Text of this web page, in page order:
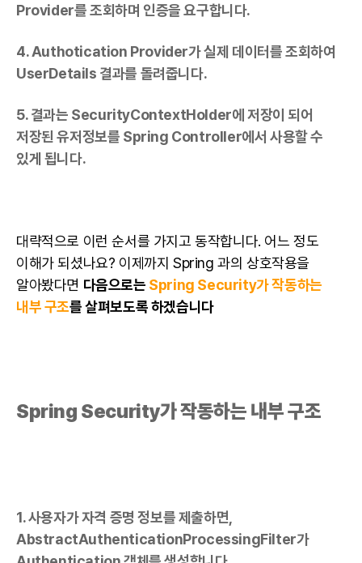
Provider를 조회하며 인증을 요구합니다.
4. Authotication Provider가 실제 데이터를 조회하여
UserDetails 결과를 돌려줍니다.
5. 결과는 SecurityContextHolder에 저장이 되어
저장된 유저정보를 Spring Controller에서 사용할 수
있게 됩니다.
대략적으로 이런 순서를 가지고 동작합니다. 어느 정도
이해가 되셨나요? 이제까지 Spring 과의 상호작용을
알아봤다면 다음으로는 Spring Security가 작동하는
내부 구조를 살펴보도록 하겠습니다
Spring Security가 작동하는 내부 구조
1. 사용자가 자격 증명 정보를 제출하면,
AbstractAuthenticationProcessingFilter가